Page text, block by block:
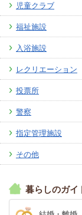
児童クラブ
福祉施設
入浴施設
レクリエーション
投票所
警察
指定管理施設
その他
暮らしのガイ